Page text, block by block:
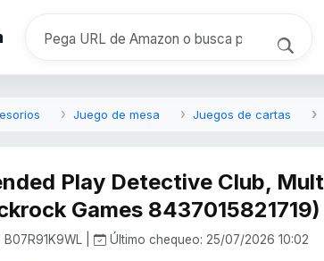
Juego de mesa Juegos de cartas
Play Detective Club,
Games 8437015821719)
B07R91K9WL | Último chequeo: 25/07/2026 10:02